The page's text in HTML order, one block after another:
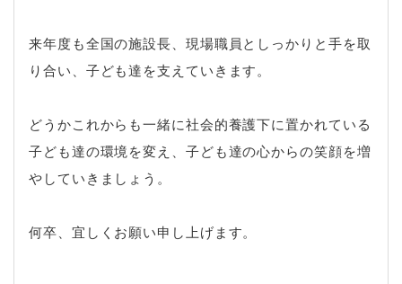
来年度も全国の施設長、現場職員としっかりと手を取
り合い、子ども達を支えていきます。
どうかこれからも一緒に社会的養護下に置かれている
子ども達の環境を変え、子ども達の心からの笑顔を増
やしていきましょう。
何卒、宜しくお願い申し上げます。